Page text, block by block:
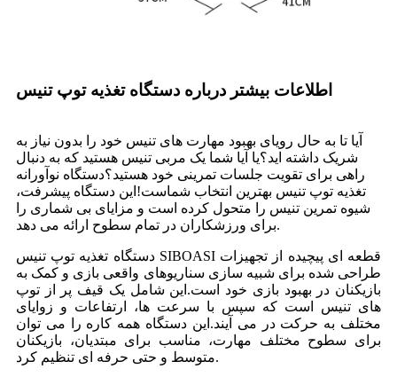
اطلاعات بیشتر درباره دستگاه تغذیه توپ تنیس
آیا تا به حال رویای بهبود مهارت های تنیس خود را بدون نیاز به
شریک داشته اید؟یا آیا شما یک مربی تنیس هستید که به دنبال
راهی برای تقویت جلسات تمرینی خود هستید؟دستگاه نوآورانه
تغذیه توپ تنیس بهترین انتخاب شماست!این دستگاه پیشرفت،
شیوه تمرین تنیس را متحول کرده است و مزایای بی شماری را
برای ورزشکاران در تمام سطوح ارائه می دهد.
دستگاه تغذیه توپ تنیس SIBOASI قطعه ای پیچیده از تجهیزات
طراحی شده برای شبیه سازی سناریوهای واقعی بازی و کمک به
بازیکنان در بهبود بازی خود است.این شامل یک قیف پر از توپ
های تنیس است که سپس با سرعت ها، ارتفاعات و زوایای
مختلف به حرکت در می آیند.این دستگاه همه کاره را می توان
برای سطوح مختلف مهارت، مناسب برای مبتدیان، بازیکنان
متوسط ​​و حتی حرفه ای تنظیم کرد.